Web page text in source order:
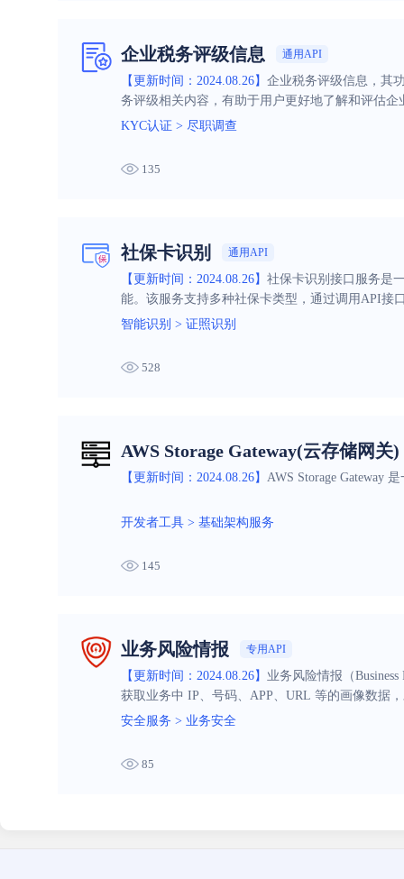
企业税务评级信息 通用API
【更新时间：2024.08.26】 企业税务评级信息，其
务评级相关内容，有助于用户更好地了解和评估企
KYC认证 > 尽职调查
135
社保卡识别 通用API
【更新时间：2024.08.26】 社保卡识别接口服务是
能。该服务支持多种社保卡类型，通过调用API接
智能识别 > 证照识别
528
AWS Storage Gateway(云存储网关)
【更新时间：2024.08.26】 AWS Storage Gateway
开发者工具 > 基础架构服务
145
业务风险情报 专用API
【更新时间：2024.08.26】 业务风险情报（
获取业务中 IP、号码、APP、URL 等的画像数据
险情报服务搭建或完善自身的风控体系，补充自
安全服务 > 业务安全
85